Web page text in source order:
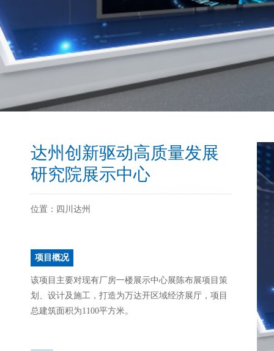
达州创新驱动高质量发展
研究院展示中心
位置：四川达州
项目概况
该项目主要对现有厂房一楼展示中心展陈布展项目策
划、设计及施工，打造为万达开区域经济展厅，项目
总建筑面积为1100平方米。